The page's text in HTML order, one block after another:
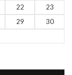
22
23
29
30